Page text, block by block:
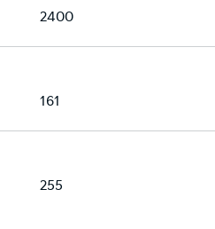
2400
161
255